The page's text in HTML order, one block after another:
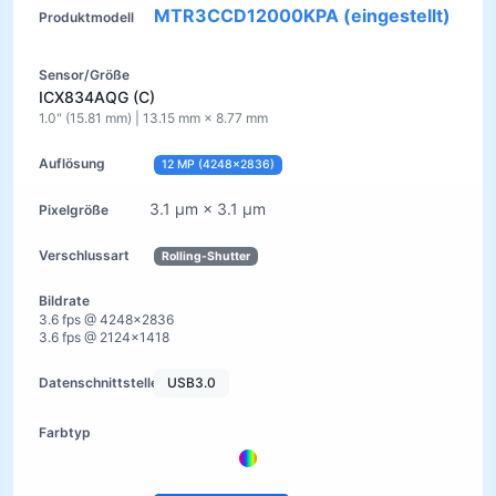
MTR3CCD12000KPA (eingestellt)
ICX834AQG (C)
1.0" (15.81 mm) | 13.15 mm × 8.77 mm
12 MP (4248×2836)
3.1 µm × 3.1 µm
Rolling-Shutter
3.6 fps @ 4248×2836
3.6 fps @ 2124×1418
USB3.0